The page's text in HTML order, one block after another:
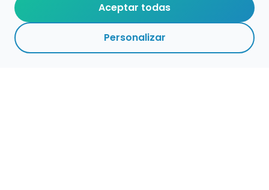
Contacta con nosotros
Aceptar todas
Personalizar